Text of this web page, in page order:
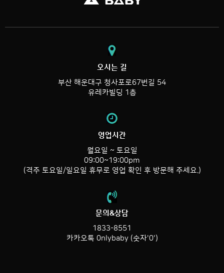
오시는 길
부산 해운대구 청사포로67번길 54
유레카빌딩 1층
영업시간
월요일 ~ 토요일
09:00~19:00pm
(격주 토요일/일요일 휴무로 영업 확인 후 방문해 주세요.)
문의&상담
1833-8551
카카오톡 0nlybaby (숫자'0')